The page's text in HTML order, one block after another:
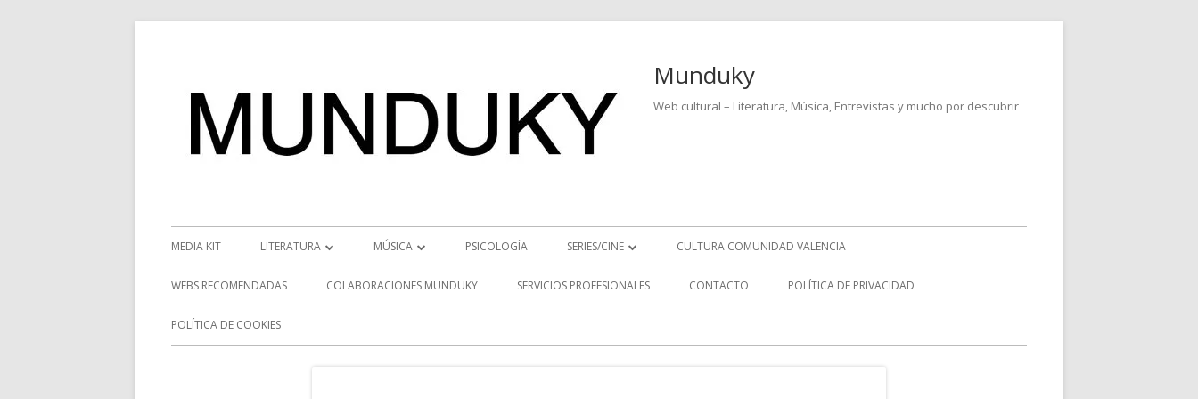
Munduky
Web cultural – Literatura, Música, Entrevistas y mucho por descubrir
Menú
principal
MEDIA KIT LITERATURA
RESEÑAS
NOVEDADES
MÚSICA
NOTICIAS MUSICALES
PSICOLOGÍA SERIES/CINE
SERIES
CULTURA COMUNIDAD VALENCIA
WEBS RECOMENDADAS COLABORACIONES MUNDUKY SERVICIOS PROFESIONALES CONTACTO POLÍTICA DE PRIVACIDAD
POLÍTICA DE COOKIES